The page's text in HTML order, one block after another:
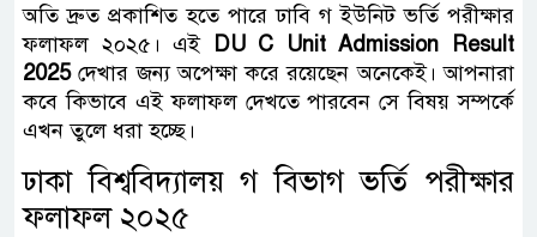
অতি দ্রুত প্রকাশিত হতে পারে ঢাবি গ ইউনিট ভর্তি পরীক্ষার
ফলাফল ২০২৫। এই
DU C Unit Admission Result
2025দেখার জন্য অপেক্ষা করে রয়েছেন অনেকেই। আপনারা
কবে কিভাবে এই ফলাফল দেখতে পারবেন সে বিষয় সম্পর্কে
এখন তুলে ধরা হচ্ছে।
ঢাকা বিশ্ববিদ্যালয় গ বিভাগ ভর্তি পরীক্ষার
ফলাফল ২০২৫